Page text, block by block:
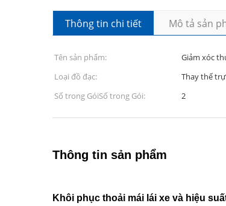
Thông tin chi tiết Mô tả sản
Tên sản phẩm: Giảm xóc
Loại đồ đạc:
Thay thế
Số trong GóiSố trong Gói:
2
Thông tin sản phẩm
Khôi phục thoải mái lái xe và hiệu